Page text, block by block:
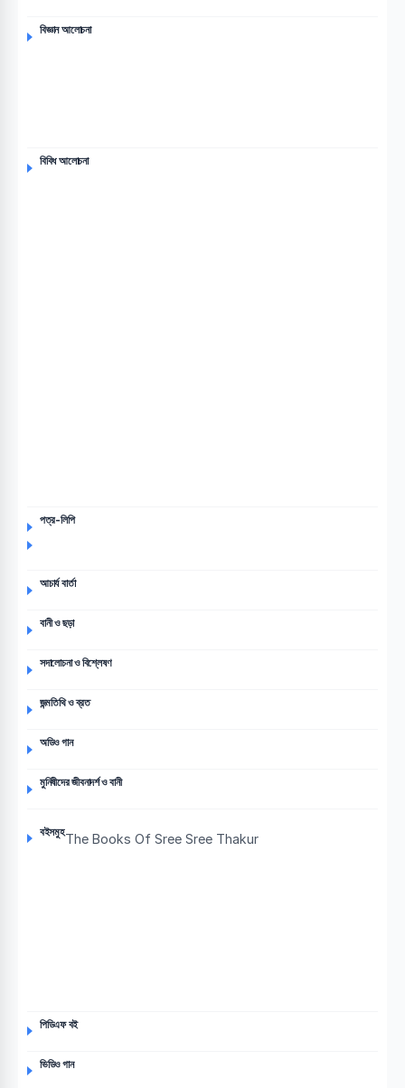
বিজ্ঞান আলোচনা
বিবিধ আলোচনা
পত্র-লিপি
আচার্য বার্তা
বানী ও ছড়া
সদালোচনা ও বিশ্লেষণ
জন্মতিথি ও ব্রত
অডিও গান
মুনিষীদের জীবনাদর্শ ও বানী
বইসমুহThe Books Of Sree Sree Thakur
পিডিএফ বই
ভিডিও গান